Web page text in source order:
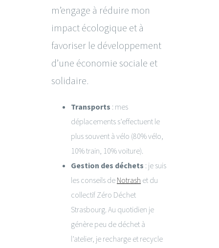
m’engage à réduire mon
impact écologique et à
favoriser le développement
d’une économie sociale et
solidaire.
Transports : mes
déplacements s’effectuent le
plus souvent à vélo (80% vélo,
10% train, 10% voiture).
Gestion des déchets : je suis
les conseils de Notrash et du
collectif Zéro Déchet
Strasbourg. Au quotidien je
génère peu de déchet à
l’atelier, je recharge et recycle